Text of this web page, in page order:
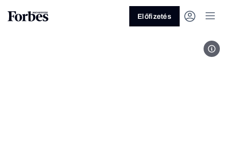
Előfizetés